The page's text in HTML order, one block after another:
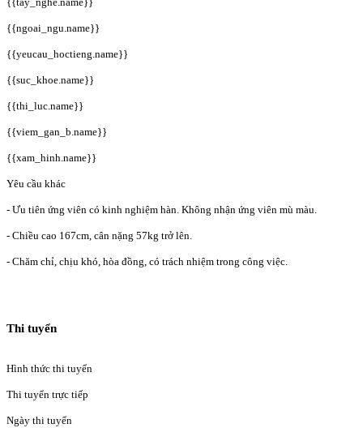
{{ngoai_ngu.name}}
{{yeucau_hoctieng.name}}
{{suc_khoe.name}}
{{thi_luc.name}}
{{viem_gan_b.name}}
{{xam_hinh.name}}
Yêu cầu khác
- Ưu tiên ứng viên có kinh nghiệm hàn. Không nhận ứng viên mù màu.
- Chiều cao 167cm, cân nặng 57kg trở lên.
- Chăm chỉ, chịu khó, hòa đồng, có trách nhiệm trong công việc.
Thi tuyển
Hình thức thi tuyển
Thi tuyển trực tiếp
Ngày thi tuyển